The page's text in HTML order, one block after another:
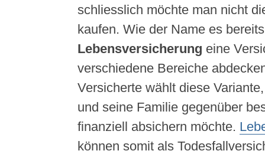
schliesslich möchte man nicht
kaufen. Wie der Name es
Lebensversicherung eine
verschiedene Bereiche
Versicherte wählt diese
und seine Familie gegenüber
finanziell absichern möchte.
können somit als